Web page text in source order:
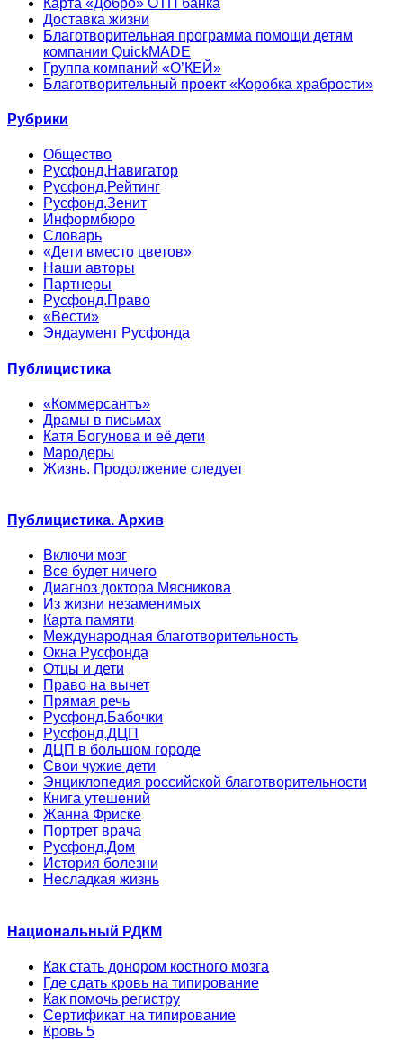
Доставка жизни
Благотворительная программа помощи детям
компании QuickMADE
Группа компаний «О’КЕЙ»
Благотворительный проект «Коробка храбрости»
Рубрики
Общество
Русфонд.Навигатор
Русфонд.Рейтинг
Русфонд.Зенит
Информбюро
Словарь
«Дети вместо цветов»
Наши авторы
Партнеры
Русфонд.Право
«Вести»
Эндаумент Русфонда
Публицистика
«Коммерсантъ»
Драмы в письмах
Катя Богунова и её дети
Мародеры
Жизнь. Продолжение следует
Публицистика. Архив
Включи мозг
Все будет ничего
Диагноз доктора Мясникова
Из жизни незаменимых
Карта памяти
Международная благотворительность
Окна Русфонда
Отцы и дети
Право на вычет
Прямая речь
Русфонд.Бабочки
Русфонд.ДЦП
ДЦП в большом городе
Свои чужие дети
Энциклопедия российской благотворительности
Книга утешений
Жанна Фриске
Портрет врача
Русфонд.Дом
История болезни
Несладкая жизнь
Национальный РДКМ
Как стать донором костного мозга
Где сдать кровь на типирование
Как помочь регистру
Сертификат на типирование
Кровь 5